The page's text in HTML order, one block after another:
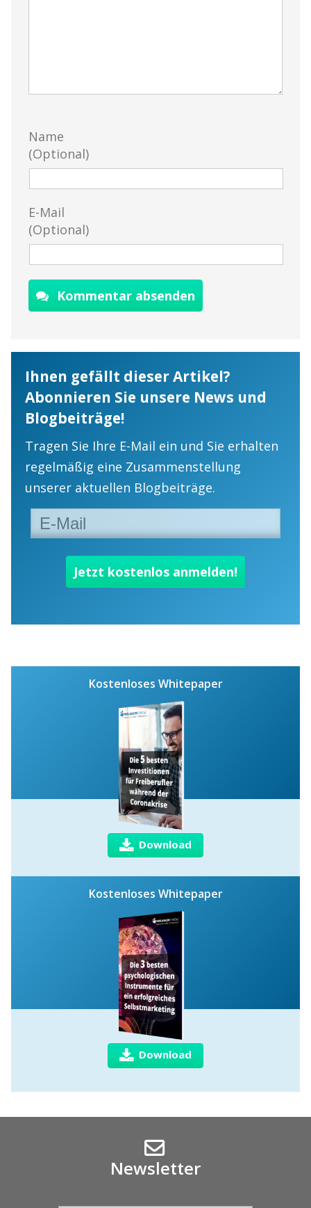
Name
(Optional)
E-Mail
(Optional)
Kommentar absenden
Ihnen gefällt dieser Artikel?
Abonnieren Sie unsere News und
Blogbeiträge!
Tragen Sie Ihre E-Mail ein und Sie erhalten
regelmäßig eine Zusammenstellung
unserer aktuellen Blogbeiträge.
Kostenloses Whitepaper
Download
Kostenloses Whitepaper
Download
Newsletter